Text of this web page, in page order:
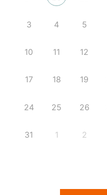
3 4 5
10 11 12
17 18 19
24 25 26
31 1 2